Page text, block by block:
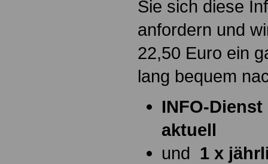
Sie sich diese
anfordern und
22,50 Euro ein
lang bequem
INFO-
aktuell
und 1 x